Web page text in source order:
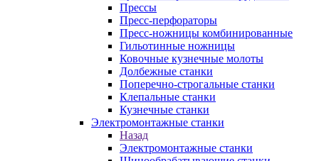
Прессы
Пресс-перфораторы
Пресс-ножницы комбинированные
Гильотинные ножницы
Ковочные кузнечные молоты
Долбежные станки
Поперечно-строгальные станки
Клепальные станки
Кузнечные станки
Электромонтажные станки
Назад
Электромонтажные станки